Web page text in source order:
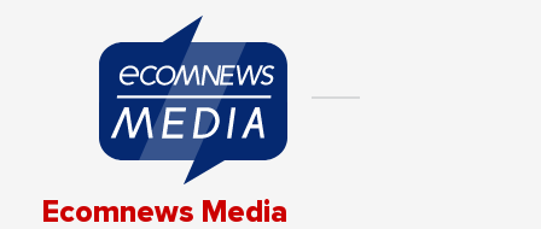
Ecomnews Media